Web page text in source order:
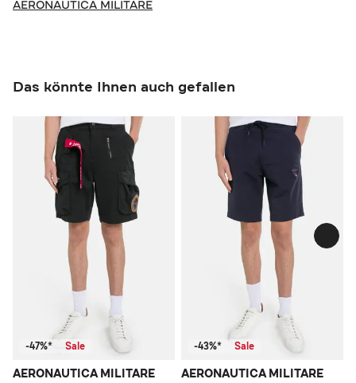
AERONAUTICA MILITARE
Das könnte Ihnen auch gefallen
-47%* Sale
AERONAUTICA MILITARE
-43%* Sale
AERONAUTICA MILITARE